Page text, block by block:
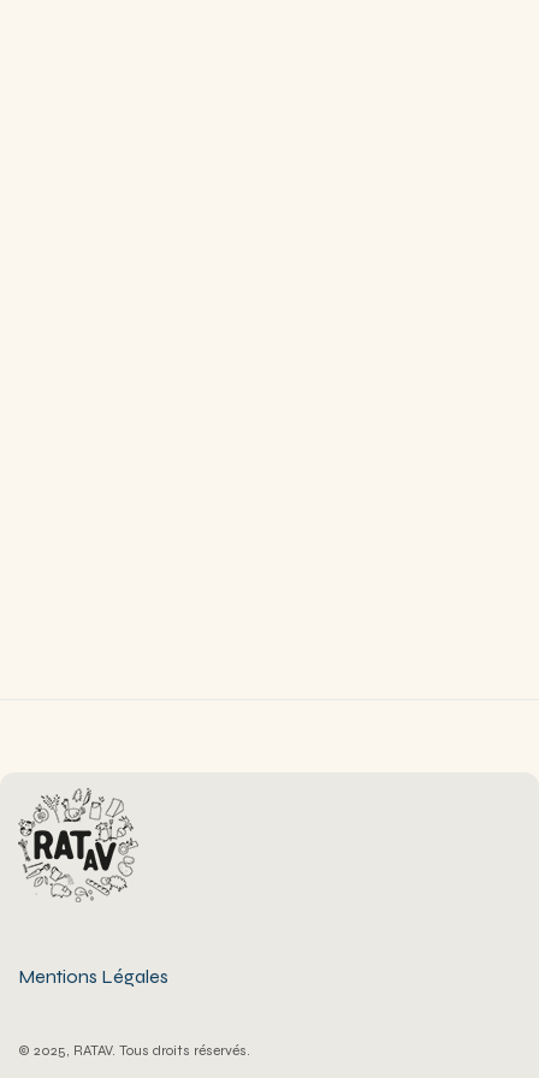
Mentions Légales
© 2025, RATAV. Tous droits réservés.